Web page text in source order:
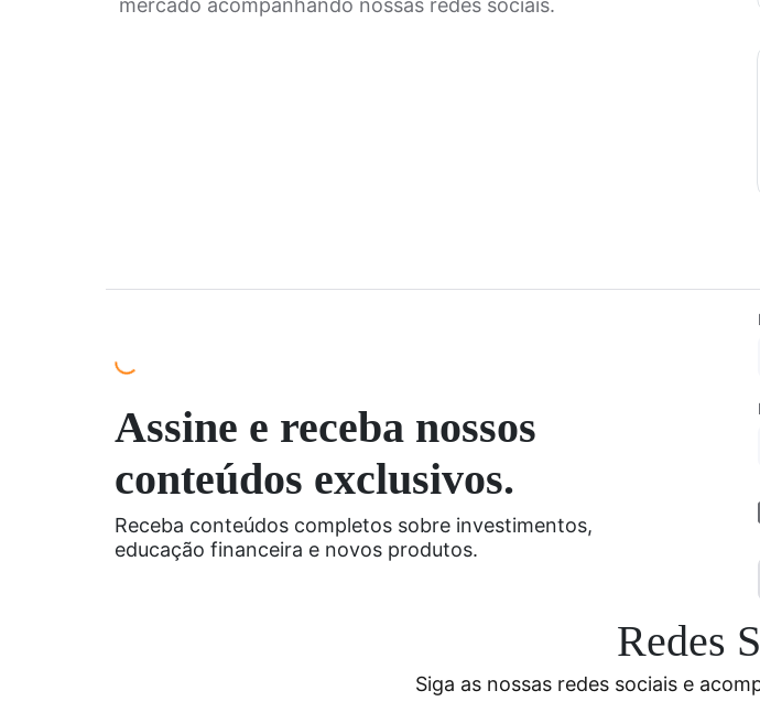
mercado acompanhando nossas redes sociais.
Assine e receba nossos
conteúdos exclusivos.
Receba conteúdos completos sobre investimentos,
educação financeira e novos produtos.
Redes
Siga as nossas redes sociais e